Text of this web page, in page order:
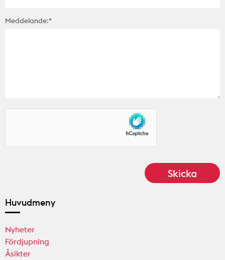
Meddelande:*
Huvudmeny
Nyheter
Fördjupning
Åsikter